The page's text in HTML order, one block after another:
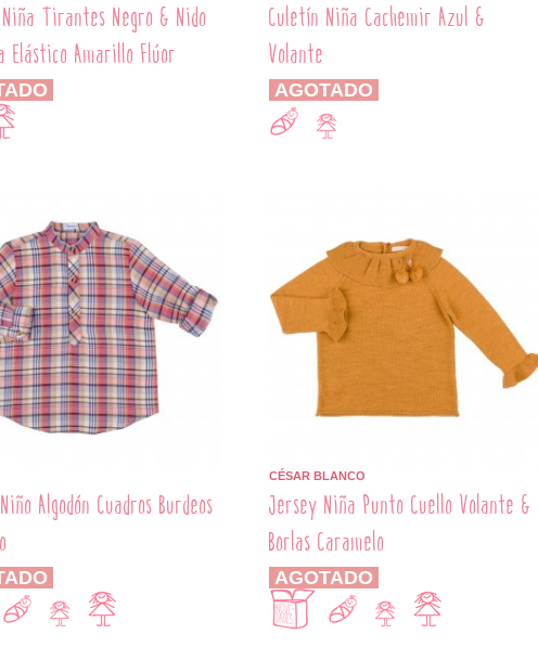
Tirantes Negro & Nido
Elástico Amarillo Flúor
Culetín Niña Cachemir Azul &
Volante
AGOTADO
Algodón Cuadros Burdeos
CÉSAR BLANCO
Jersey Niña Punto Cuello Volante &
Borlas Caramelo
AGOTADO